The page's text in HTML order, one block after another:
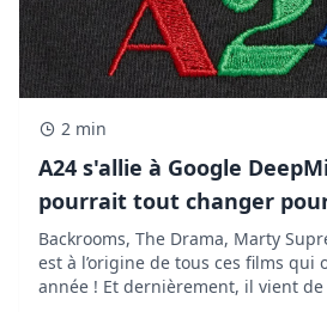
2 min
A24 s'allie à Google
pourrait tout changer
Backrooms, The Drama, Marty
est à l’origine de tous ces films qui
année ! Et dernièrement, il vient